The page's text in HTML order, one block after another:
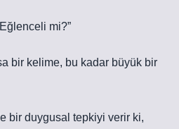
mi?”
bir kelime, bu kadar büyük bir
bir duygusal tepkiyi verir ki,